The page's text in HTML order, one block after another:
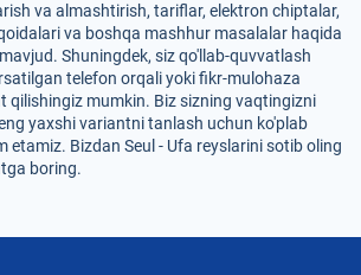
va almashtirish, tariflar, elektron chiptalar,
va boshqa mashhur masalalar haqida
Shuningdek, siz qo'llab-quvvatlash
telefon orqali yoki fikr-mulohaza
qilishingiz mumkin. Biz sizning vaqtingizni
yaxshi variantni tanlash uchun ko'plab
etamiz. Bizdan Seul - Ufa reyslarini sotib oling
boring.